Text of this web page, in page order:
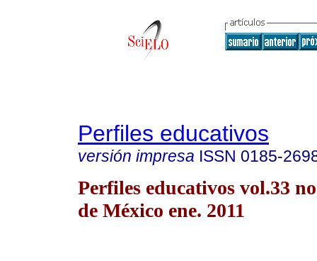
Perfiles educativos
versión impresa ISSN 0185-
Perfiles educativos vol.33
de México ene. 2011